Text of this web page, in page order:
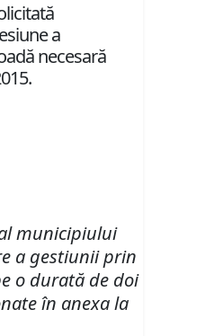
a
necesară
municipiului
a gestiunii prin
o durată de doi
în anexa la